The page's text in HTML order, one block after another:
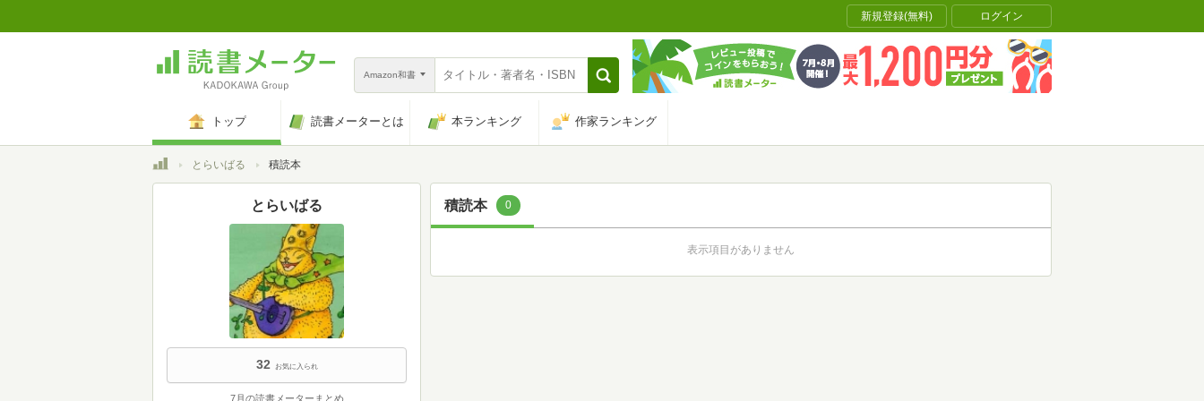
新規登録(無料) ログイン
Amazon和書
トップ 読書メーターとは 本ランキング 作家ランキング
トップとらいばる 積読本
積読本 0
表示項目がありません
とらいばる
32 お気に入られ
7月の読書メーターまとめ